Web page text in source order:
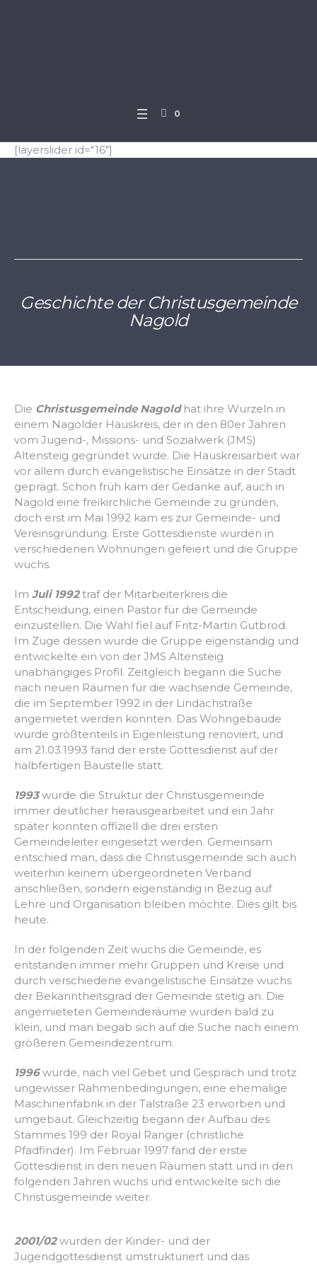
0
[layerslider id="16"]
Geschichte der Christusgemeinde
Nagold
Die Christusgemeinde Nagoldhat ihre Wurzeln in
einem Nagolder Hauskreis, der in den 80er Jahren
vom Jugend-, Missions- und Sozialwerk (JMS)
Altensteig gegründet wurde. Die Hauskreisarbeit war
vor allem durch evangelistische Einsätze in der Stadt
geprägt. Schon früh kam der Gedanke auf, auch in
Nagold eine freikirchliche Gemeinde zu gründen,
doch erst im Mai 1992 kam es zur Gemeinde- und
Vereinsgründung. Erste Gottesdienste wurden in
verschiedenen Wohnungen gefeiert und die Gruppe
wuchs.
Im Juli 1992traf der Mitarbeiterkreis die
Entscheidung, einen Pastor für die Gemeinde
einzustellen. Die Wahl fiel auf Fritz-Martin Gutbrod.
Im Zuge dessen wurde die Gruppe eigenständig und
entwickelte ein von der JMS Altensteig
unabhängiges Profil. Zeitgleich begann die Suche
nach neuen Räumen für die wachsende Gemeinde,
die im September 1992 in der Lindachstraße
angemietet werden konnten. Das Wohngebäude
wurde größtenteils in Eigenleistung renoviert, und
am 21.03.1993 fand der erste Gottesdienst auf der
halbfertigen Baustelle statt.
1993wurde die Struktur der Christusgemeinde
immer deutlicher herausgearbeitet und ein Jahr
später konnten offiziell die drei ersten
Gemeindeleiter eingesetzt werden. Gemeinsam
entschied man, dass die Christusgemeinde sich auch
weiterhin keinem übergeordneten Verband
anschließen, sondern eigenständig in Bezug auf
Lehre und Organisation bleiben möchte. Dies gilt bis
heute.
In der folgenden Zeit wuchs die Gemeinde, es
entstanden immer mehr Gruppen und Kreise und
durch verschiedene evangelistische Einsätze wuchs
der Bekanntheitsgrad der Gemeinde stetig an. Die
angemieteten Gemeinderäume wurden bald zu
klein, und man begab sich auf die Suche nach einem
größeren Gemeindezentrum.
1996wurde, nach viel Gebet und Gespräch und trotz
ungewisser Rahmenbedingungen, eine ehemalige
Maschinenfabrik in der Talstraße 23 erworben und
umgebaut. Gleichzeitig begann der Aufbau des
Stammes 199 der Royal Ranger (christliche
Pfadfinder). Im Februar 1997 fand der erste
Gottesdienst in den neuen Räumen statt und in den
folgenden Jahren wuchs und entwickelte sich die
Christusgemeinde weiter.
2001/02wurden der Kinder- und der
Jugendgottesdienst umstrukturiert und das